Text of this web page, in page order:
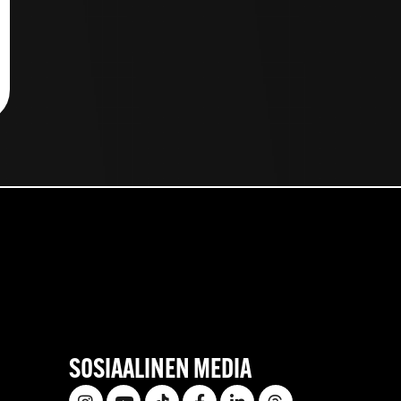
SOSIAALINEN MEDIA